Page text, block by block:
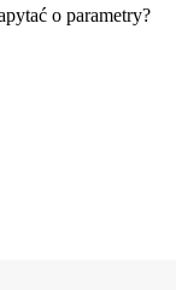
o parametry?